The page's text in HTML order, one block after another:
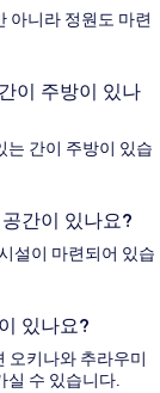
아니라 정원도 마련
이 주방이 있나
는 간이 주방이 있습
간이 있나요?
설이 마련되어 있습
있나요?
오키나와 추라우미
실 수 있습니다.